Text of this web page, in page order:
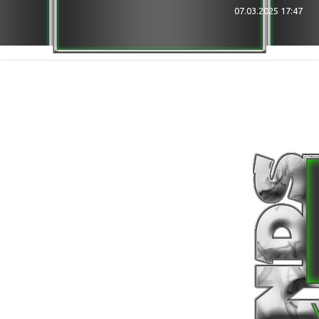
Hellhounds GER ( 7 Days Server NDS )
07.03.2025 17:47